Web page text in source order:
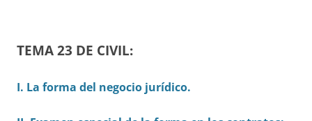
TEMA 23 DE CIVIL:
I. La forma del negocio jurídico.